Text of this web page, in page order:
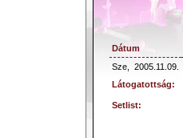
Dátum
Sze,
2005.11.09.
Látogatottság:
Setlist: